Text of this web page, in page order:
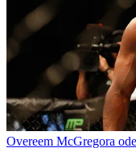
Overeem McGregora